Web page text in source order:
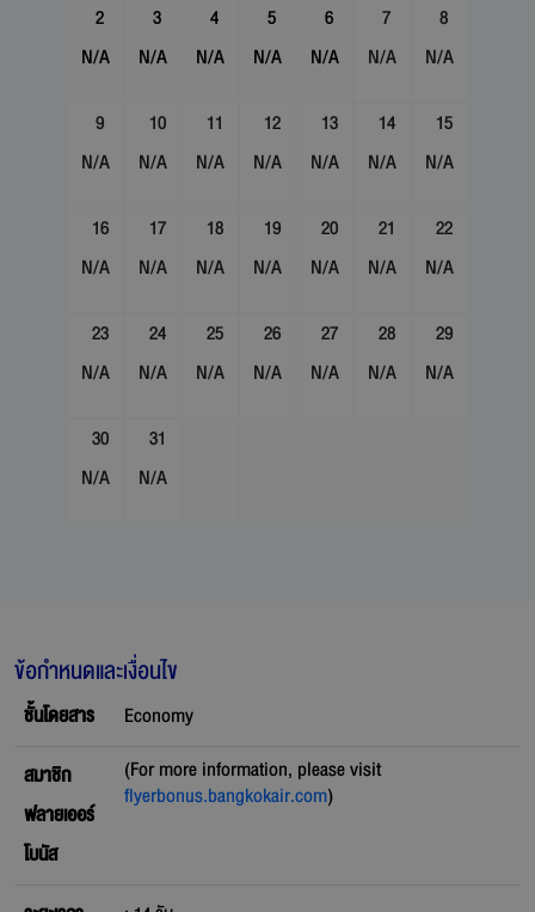
2
N/A
3
N/A
4
N/A
5
N/A
6
N/A
7
N/A
8
N/A
9
N/A
10
N/A
11
N/A
12
N/A
13
N/A
14
N/A
15
N/A
16
N/A
17
N/A
18
N/A
19
N/A
20
N/A
21
N/A
22
N/A
23
N/A
24
N/A
25
N/A
26
N/A
27
N/A
28
N/A
29
N/A
30
N/A
31
N/A
ข้อกำหนดและเงื่อนไข
ชั้นโดยสาร
Economy
สมาชิก
ฟลายเออร์
โบนัส
(For more information, please visit
flyerbonus.bangkokair.com)